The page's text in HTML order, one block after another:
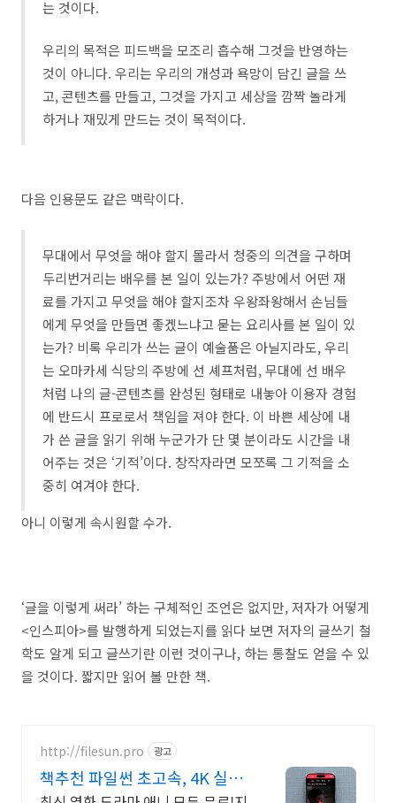
는 것이다.
우리의 목적은 피드백을 모조리 흡수해 그것을 반영하는
것이 아니다. 우리는 우리의 개성과 욕망이 담긴 글을 쓰
고, 콘텐츠를 만들고, 그것을 가지고 세상을 깜짝 놀라게
하거나 재밌게 만드는 것이 목적이다.
다음 인용문도 같은 맥락이다.
무대에서 무엇을 해야 할지 몰라서 청중의 의견을 구하며
두리번거리는 배우를 본 일이 있는가? 주방에서 어떤 재
료를 가지고 무엇을 해야 할지조차 우왕좌왕해서 손님들
에게 무엇을 만들면 좋겠느냐고 묻는 요리사를 본 일이 있
는가? 비록 우리가 쓰는 글이 예술품은 아닐지라도, 우리
는 오마카세 식당의 주방에 선 셰프처럼, 무대에 선 배우
처럼 나의 글-콘텐츠를 완성된 형태로 내놓아 이용자 경험
에 반드시 프로로서 책임을 져야 한다. 이 바쁜 세상에 내
가 쓴 글을 읽기 위해 누군가가 단 몇 분이라도 시간을 내
어주는 것은 ‘기적’이다. 창작자라면 모쪼록 그 기적을 소
중히 여겨야 한다.
아니 이렇게 속시원할 수가.
‘글을 이렇게 써라’ 하는 구체적인 조언은 없지만, 저자가 어떻게
<인스피아>를 발행하게 되었는지를 읽다 보면 저자의 글쓰기 철
학도 알게 되고 글쓰기란 이런 것이구나, 하는 통찰도 얻을 수 있
을 것이다. 짧지만 읽어 볼 만한 책.
http://filesun.pro 광고
책추천 파일썬 초고속, 4K 실시